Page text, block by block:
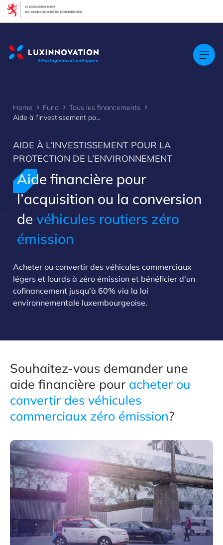
>
Home Fund
Tous les financements
Aide à l’investissement pour l’acquisition de nouveaux véhicules routiers zéro émission et la conver
AIDE À L’INVESTISSEMENT POUR LA
PROTECTION DE L’ENVIRONNEMENT
Aide financière pour
l’acquisition ou la conversion
de véhicules routiers zéro
émission
Acheter ou convertir des véhicules commerciaux
légers et lourds à zéro émission et bénéficier d'un
cofinancement jusqu'à 60% via la loi
environnementale luxembourgeoise.
Souhaitez-vous demander une
aide financière pour acheter ou
convertir des véhicules
commerciaux zéro émission?
Cookies management panel